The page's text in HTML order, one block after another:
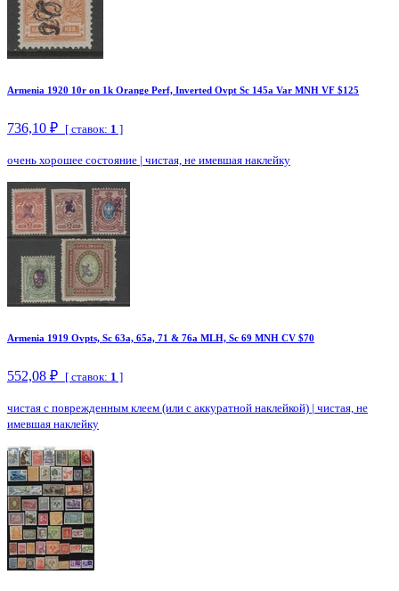
Armenia 1920 10r on 1k Orange Perf, Inverted Ovpt Sc 145a Var MNH VF $125
736,10 ₽ [ ставок: 1 ]
очень хорошее состояние | чистая, не имевшая наклейку
Armenia 1919 Ovpts, Sc 63a, 65a, 71 & 76a MLH, Sc 69 MNH CV $70
552,08 ₽ [ ставок: 1 ]
чистая с поврежденным клеем (или с аккуратной наклейкой) | чистая, не
имевшая наклейку